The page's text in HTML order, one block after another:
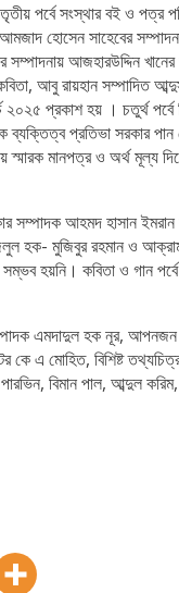
পর্বে সংস্থার বই ও পত্র
হোসেন সাহেবের
আজহারউদ্দিন
আবু রায়হান সম্পাদিত
২০২৫ প্রকাশ হয় । চতুর্থ
প্রতিভা সরকার পান
মানপত্র ও অর্থ মূল্য
সম্পাদক আহমদ হাসান ইমরান
হক- মুজিবুর রহমান ও
হয়নি। কবিতা ও গান
এমদাদুল হক নূর,
কে এ মোহিত, বিশিষ্ট
বিমান পাল, আব্দুল